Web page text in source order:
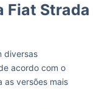
Fiat Strada
diversas
acordo com o
as versões mais